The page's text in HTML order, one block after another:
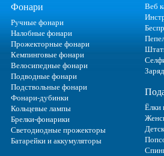
Фонари
Ручные фонари
Налобные фонари
Прожекторные фонари
Кемпинговые фонари
Велосипедные фонари
Подводные фонари
Подствольные фонари
Фонари-дубинки
Кольцевые лампы
Брелки-фонарики
Светодиодные прожекторы
Батарейки и аккумуляторы
Веб
Ёлки